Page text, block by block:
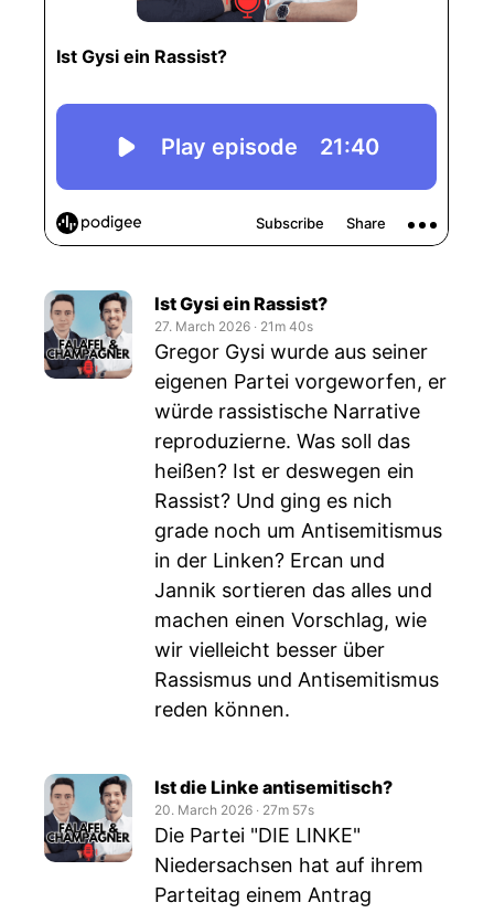
Ist Gysi ein Rassist?
27. March 2026 ‧ 21m 40s
Gregor Gysi wurde aus seiner
eigenen Partei vorgeworfen, er
würde rassistische Narrative
reproduzierne. Was soll das
heißen? Ist er deswegen ein
Rassist? Und ging es nich
grade noch um Antisemitismus
in der Linken? Ercan und
Jannik sortieren das alles und
machen einen Vorschlag, wie
wir vielleicht besser über
Rassismus und Antisemitismus
reden können.
Ist die Linke antisemitisch?
20. March 2026 ‧ 27m 57s
Die Partei "DIE LINKE"
Niedersachsen hat auf ihrem
Parteitag einem Antrag